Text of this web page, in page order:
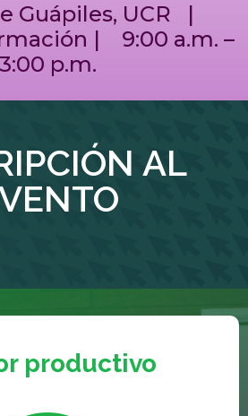
Guápiles, UCR |
| 9:00 a.m. –
3:00 p.m.
AL
productivo